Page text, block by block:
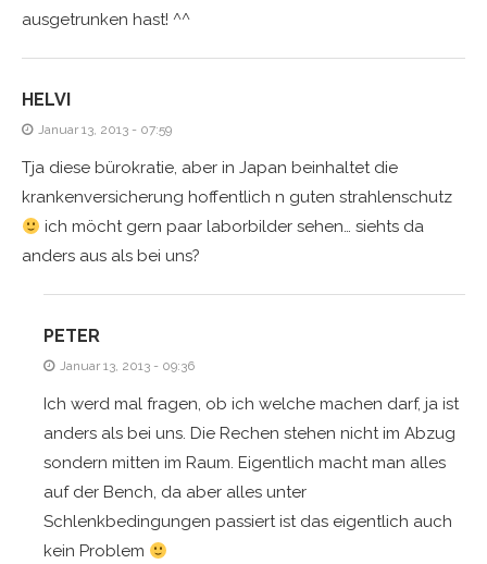
ausgetrunken hast! ^^
HELVI
Januar 13, 2013 - 07:59
Tja diese bürokratie, aber in Japan beinhaltet die
krankenversicherung hoffentlich n guten strahlenschutz
ich möcht gern paar laborbilder sehen… siehts da
anders aus als bei uns?
PETER
Januar 13, 2013 - 09:36
Ich werd mal fragen, ob ich welche machen darf, ja ist
anders als bei uns. Die Rechen stehen nicht im Abzug
sondern mitten im Raum. Eigentlich macht man alles
auf der Bench, da aber alles unter
Schlenkbedingungen passiert ist das eigentlich auch
kein Problem